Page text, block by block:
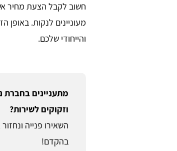
חשוב לקבל הצעת מחיר
מעוניינים לנקות.
והייחודי שלכם.
מתעניינים בחברת
וזקוקים לשירות?
השאירו פנייה
בהקדם!